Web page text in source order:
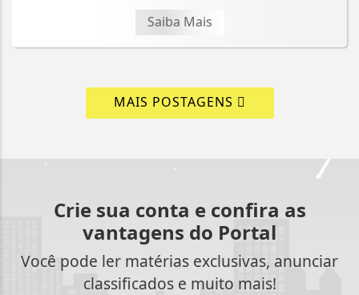
Saiba Mais
MAIS POSTAGENS
Crie sua conta e confira as
vantagens do Portal
Você pode ler matérias exclusivas, anunciar
classificados e muito mais!